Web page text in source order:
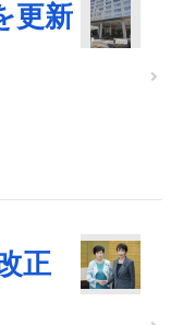
更新
正